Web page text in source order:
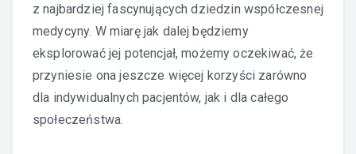
z najbardziej fascynujących dziedzin współczesnej
medycyny. W miarę jak dalej będziemy
eksplorować jej potencjał, możemy oczekiwać, że
przyniesie ona jeszcze więcej korzyści zarówno
dla indywidualnych pacjentów, jak i dla całego
społeczeństwa.